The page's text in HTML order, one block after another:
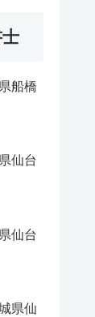
船橋
仙台
仙台
県仙